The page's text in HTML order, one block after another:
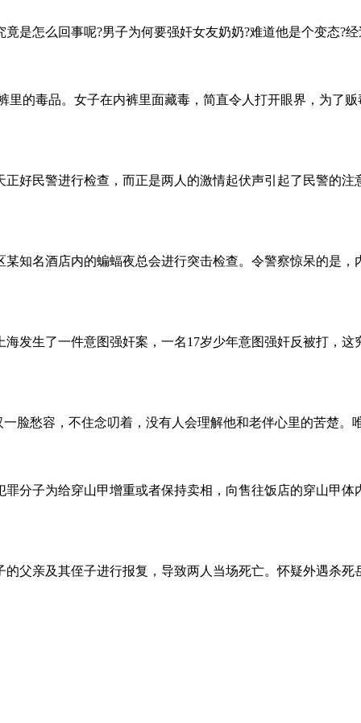
怎么回事呢?男子为何要强奸女友奶奶?难道他是个变态?
毒品。女子在内裤里面藏毒，简直令人打开眼界，为了贩
民警进行检查，而正是两人的激情起伏声引起了民警的注
名酒店内的蝙蝠夜总会进行突击检查。令警察惊呆的是，
生了一件意图强奸案，一名17岁少年意图强奸反被打，这
，不住念叨着，没有人会理解他和老伴心里的苦楚。唯
给穿山甲增重或者保持卖相，向售往饭店的穿山甲体内
亲及其侄子进行报复，导致两人当场死亡。怀疑外遇杀死